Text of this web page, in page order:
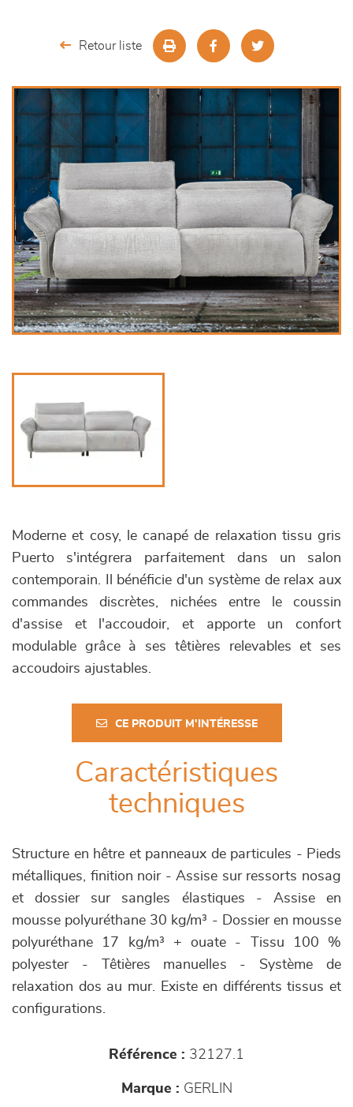
décoration
Retour liste
Moderne et cosy, le canapé de relaxation tissu gris
Puerto s'intégrera parfaitement dans un salon
contemporain. Il bénéficie d'un système de relax aux
commandes discrètes, nichées entre le coussin
d'assise et l'accoudoir, et apporte un confort
modulable grâce à ses têtières relevables et ses
accoudoirs ajustables.
CE PRODUIT M'INTÉRESSE
Caractéristiques
techniques
Structure en hêtre et panneaux de particules - Pieds
métalliques, finition noir - Assise sur ressorts nosag
et dossier sur sangles élastiques - Assise en
mousse polyuréthane 30 kg/m³ - Dossier en mousse
polyuréthane 17 kg/m³ + ouate - Tissu 100 %
polyester - Têtières manuelles - Système de
relaxation dos au mur. Existe en différents tissus et
configurations.
Référence : 32127.1
Marque : GERLIN